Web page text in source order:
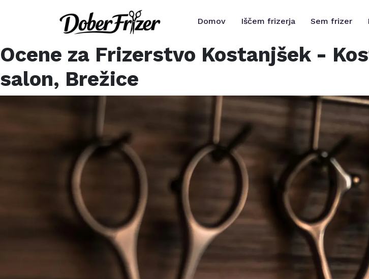
Domov Iščem frizerja Sem frizer
Ocene za Frizerstvo Kostanjšek -
salon, Brežice